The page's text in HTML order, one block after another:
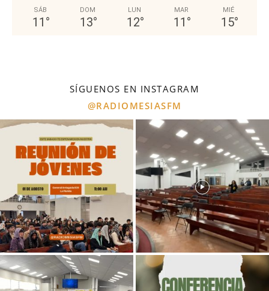
SÁB
11 °
DOM
13°
LUN
12°
MAR
11 °
MIÉ
15°
SÍGUENOS EN INSTAGRAM
@RADIOMESIASFM